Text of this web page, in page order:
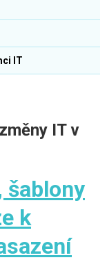
IT
IT v
šablony
k